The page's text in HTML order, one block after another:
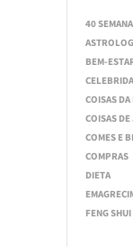
40
BEM-
COISAS
COISAS DE
COMES E
COMPRAS
DIETA
FENG SHUI